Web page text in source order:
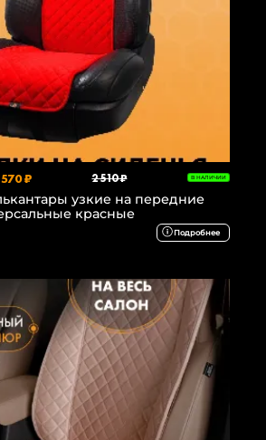
₽ 2 510 ₽ В НАЛИЧИИ
узкие на передние
красные
Подробнее